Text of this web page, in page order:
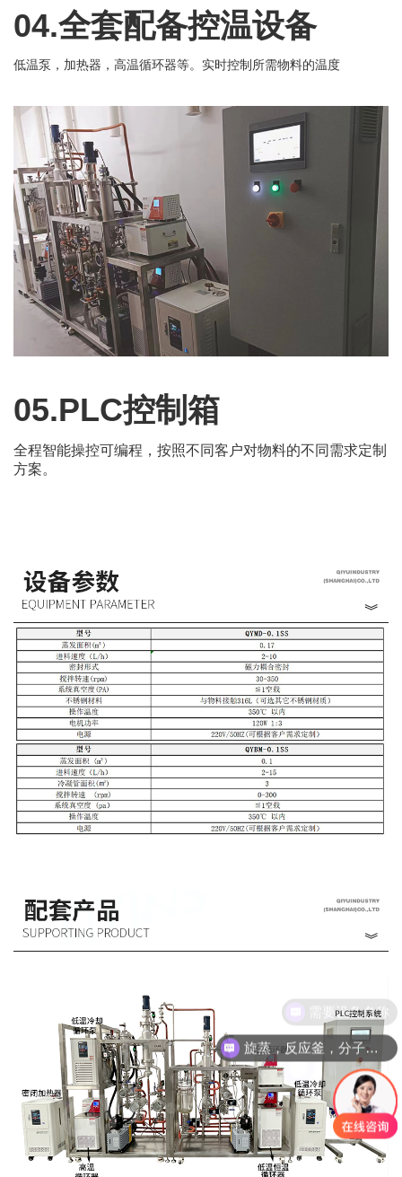
04.全套配备控温设备
低温泵，加热器，高温循环器等。实时控制所需物料的温度
05.PLC控制箱
全程智能操控可编程，按照不同客户对物料的不同需求定制
方案。
旋蒸，反应釜，分子蒸馏，精馏塔